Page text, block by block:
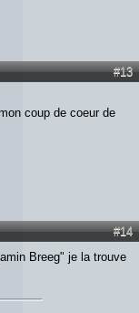
#13
coup de coeur de
#14
Breeg" je la trouve